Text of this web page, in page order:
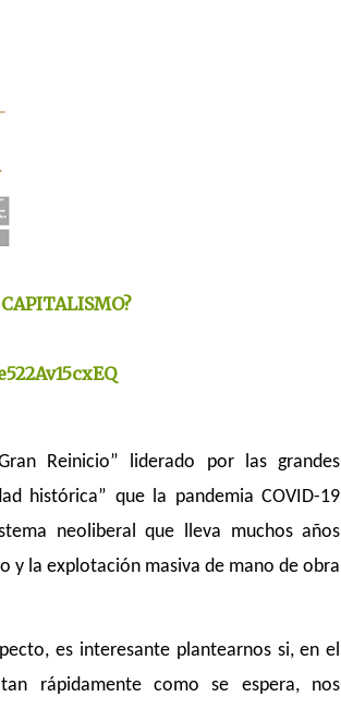
Reinicio” liderado por las grandes
histórica” que la pandemia COVID-19
neoliberal que lleva muchos años
y la explotación masiva de mano de obra
es interesante plantearnos si, en el
rápidamente como se espera, nos